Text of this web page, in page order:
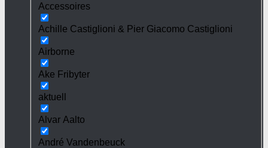
Accessoires
Achille Castiglioni & Pier Giacomo Castiglioni
Airborne
Ake Fribyter
aktuell
Alvar Aalto
André Vandenbeuck